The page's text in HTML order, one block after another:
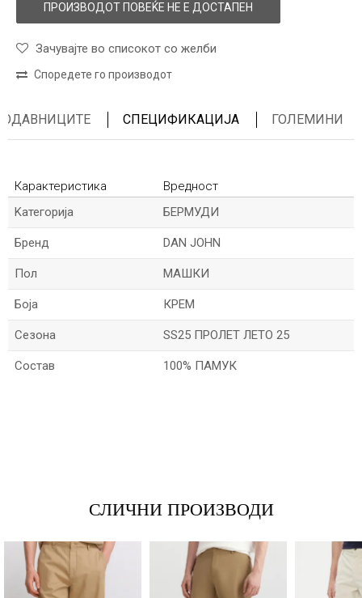
ПРОИЗВОДОТ ПОВЕЌЕ НЕ Е ДОСТАПЕН
Зачувајте во списокот со желби
Споредете го производот
СПЕЦИФИКАЦИЈА ГОЛЕМИНИ
Карактеристика
Вредност
Kатегорија
БЕРМУДИ
Бренд DAN JOHN
Пол МАШКИ
Боја КРЕМ
Сезона SS25 ПРОЛЕТ ЛЕТО 25
Состав 100% ПАМУК
Порака
СЛИЧНИ ПРОИЗВОДИ